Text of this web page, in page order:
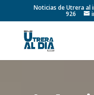
Noticias de Utrera al
926